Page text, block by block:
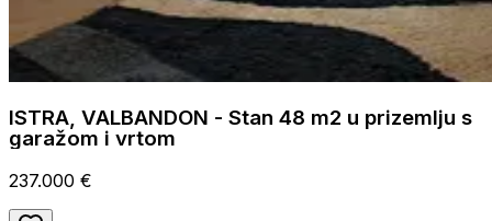
ISTRA, VALBANDON - Stan 48 m2 u prizemlju s
garažom i vrtom
237.000 €